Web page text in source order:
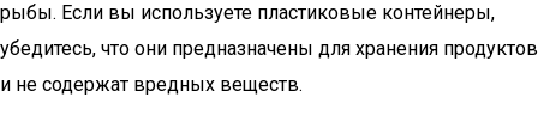
рыбы. Если вы используете пластиковые контейнеры,
убедитесь, что они предназначены для хранения продуктов
и не содержат вредных веществ.